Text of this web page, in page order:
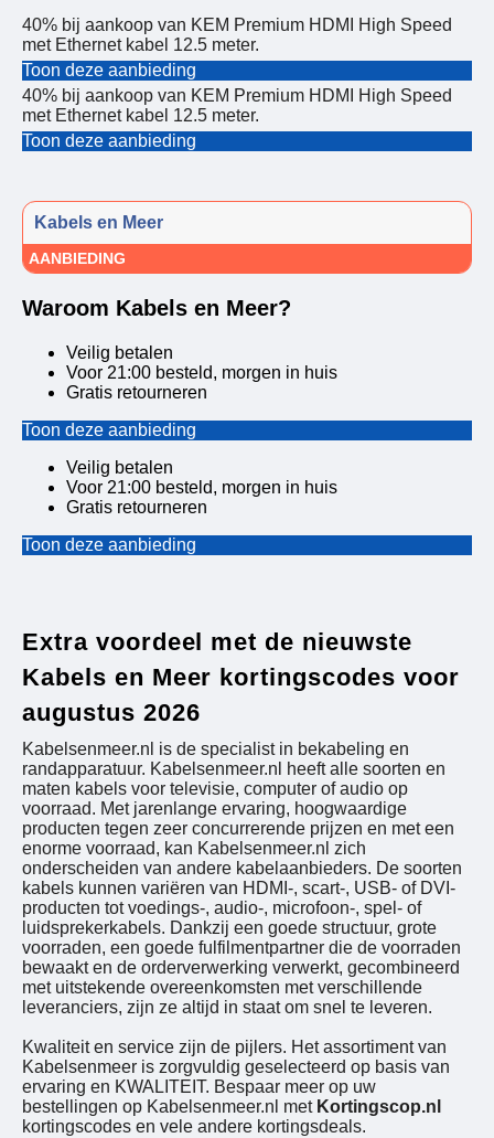
40% bij aankoop van KEM Premium HDMI High Speed
met Ethernet kabel 12.5 meter.
Toon deze aanbieding
40% bij aankoop van KEM Premium HDMI High Speed
met Ethernet kabel 12.5 meter.
Toon deze aanbieding
Kabels en Meer
AANBIEDING
Waroom Kabels en Meer?
Veilig betalen
Voor 21:00 besteld, morgen in huis
Gratis retourneren
Toon deze aanbieding
Veilig betalen
Voor 21:00 besteld, morgen in huis
Gratis retourneren
Toon deze aanbieding
Extra voordeel met de nieuwste
Kabels en Meer kortingscodes voor
augustus 2026
Kabelsenmeer.nl is de specialist in bekabeling en
randapparatuur. Kabelsenmeer.nl heeft alle soorten en
maten kabels voor televisie, computer of audio op
voorraad. Met jarenlange ervaring, hoogwaardige
producten tegen zeer concurrerende prijzen en met een
enorme voorraad, kan Kabelsenmeer.nl zich
onderscheiden van andere kabelaanbieders. De soorten
kabels kunnen variëren van HDMI-, scart-, USB- of DVI-
producten tot voedings-, audio-, microfoon-, spel- of
luidsprekerkabels. Dankzij een goede structuur, grote
voorraden, een goede fulfilmentpartner die de voorraden
bewaakt en de orderverwerking verwerkt, gecombineerd
met uitstekende overeenkomsten met verschillende
leveranciers, zijn ze altijd in staat om snel te leveren.
Kwaliteit en service zijn de pijlers. Het assortiment van
Kabelsenmeer is zorgvuldig geselecteerd op basis van
ervaring en KWALITEIT. Bespaar meer op uw
bestellingen op Kabelsenmeer.nl met Kortingscop.nl
kortingscodes en vele andere kortingsdeals.